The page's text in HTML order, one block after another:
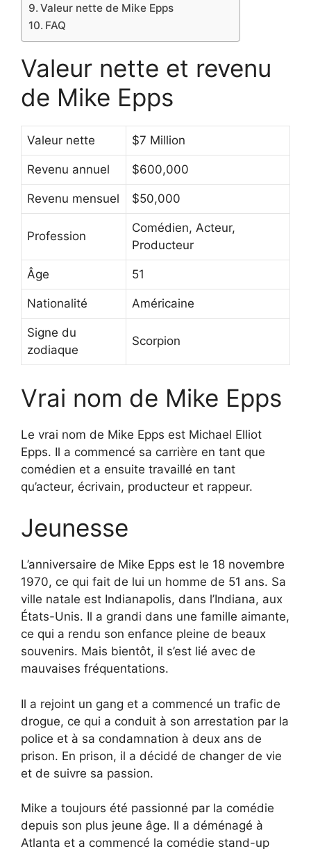
Valeur nette de Mike Epps
FAQ
Valeur nette et revenu
de Mike Epps
Valeur nette $7 Million
Revenu annuel $600,000
Revenu mensuel $50,000
Profession
Comédien, Acteur,
Producteur
Âge 51
Nationalité Américaine
Signe du
zodiaque
Scorpion
Vrai nom de Mike Epps
Le vrai nom de Mike Epps est Michael Elliot
Epps. Il a commencé sa carrière en tant que
comédien et a ensuite travaillé en tant
qu’acteur, écrivain, producteur et rappeur.
Jeunesse
L’anniversaire de Mike Epps est le 18 novembre
1970, ce qui fait de lui un homme de 51 ans. Sa
ville natale est Indianapolis, dans l’Indiana, aux
États-Unis. Il a grandi dans une famille aimante,
ce qui a rendu son enfance pleine de beaux
souvenirs. Mais bientôt, il s’est lié avec de
mauvaises fréquentations.
Il a rejoint un gang et a commencé un trafic de
drogue, ce qui a conduit à son arrestation par la
police et à sa condamnation à deux ans de
prison. En prison, il a décidé de changer de vie
et de suivre sa passion.
Mike a toujours été passionné par la comédie
depuis son plus jeune âge. Il a déménagé à
Atlanta et a commencé la comédie stand-up